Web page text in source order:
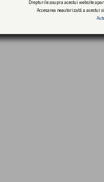
Drepturile asupra acestui website
Accesarea neautorizată a acestui